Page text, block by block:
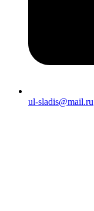
ul-sladis@mail.ru